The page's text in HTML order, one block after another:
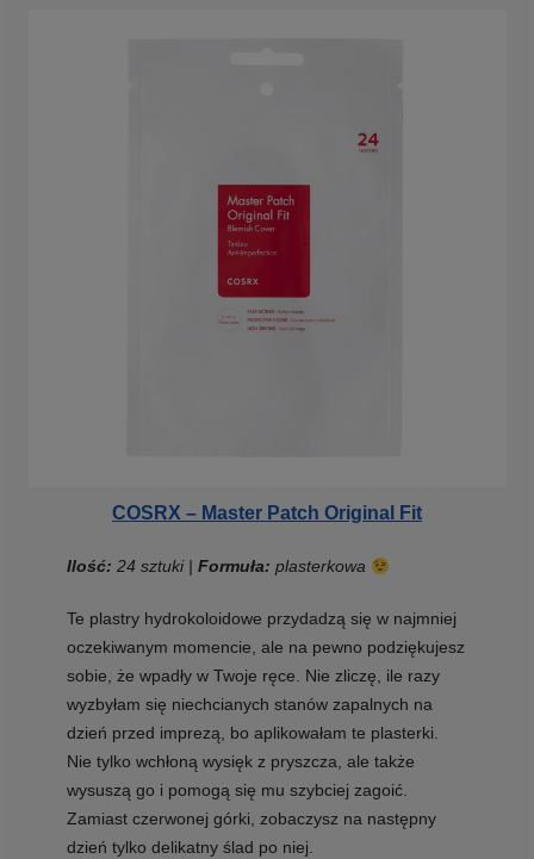
COSRX – Master Patch Original Fit
Ilość: 24 sztuki | Formuła: plasterkowa
Te plastry hydrokoloidowe przydadzą się w najmniej
oczekiwanym momencie, ale na pewno podziękujesz
sobie, że wpadły w Twoje ręce. Nie zliczę, ile razy
wyzbyłam się niechcianych stanów zapalnych na
dzień przed imprezą, bo aplikowałam te plasterki.
Nie tylko wchłoną wysięk z pryszcza, ale także
wysuszą go i pomogą się mu szybciej zagoić.
Zamiast czerwonej górki, zobaczysz na następny
dzień tylko delikatny ślad po niej.